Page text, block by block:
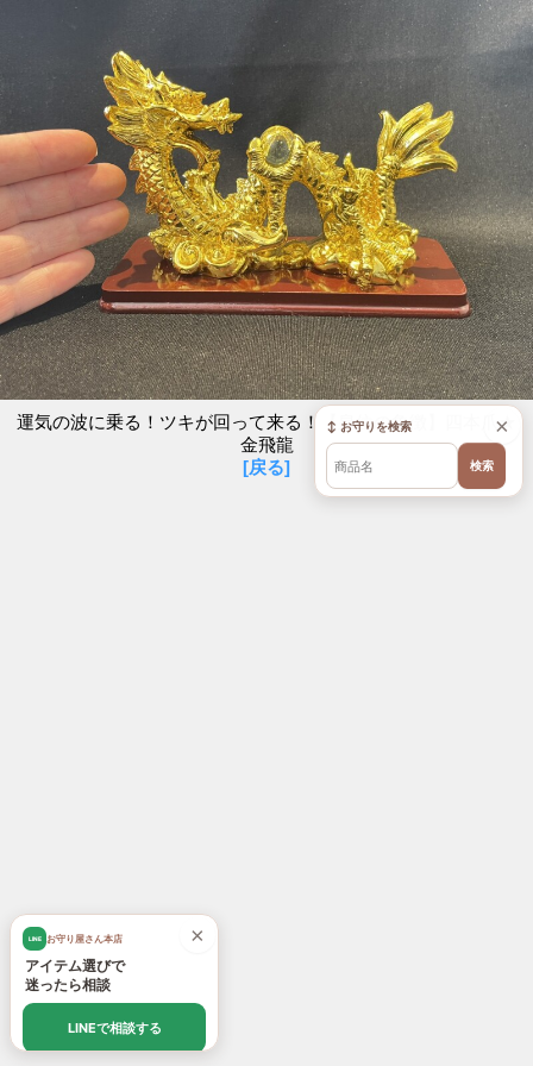
運気の波に乗る！ツキが回って来る！【皇位の象徴】四本爪★
金飛龍
[戻る]
×
LINE お守り屋さん本店
アイテム選びで
迷ったら相談
LINEで相談する
×
↕ お守りを検索
検索